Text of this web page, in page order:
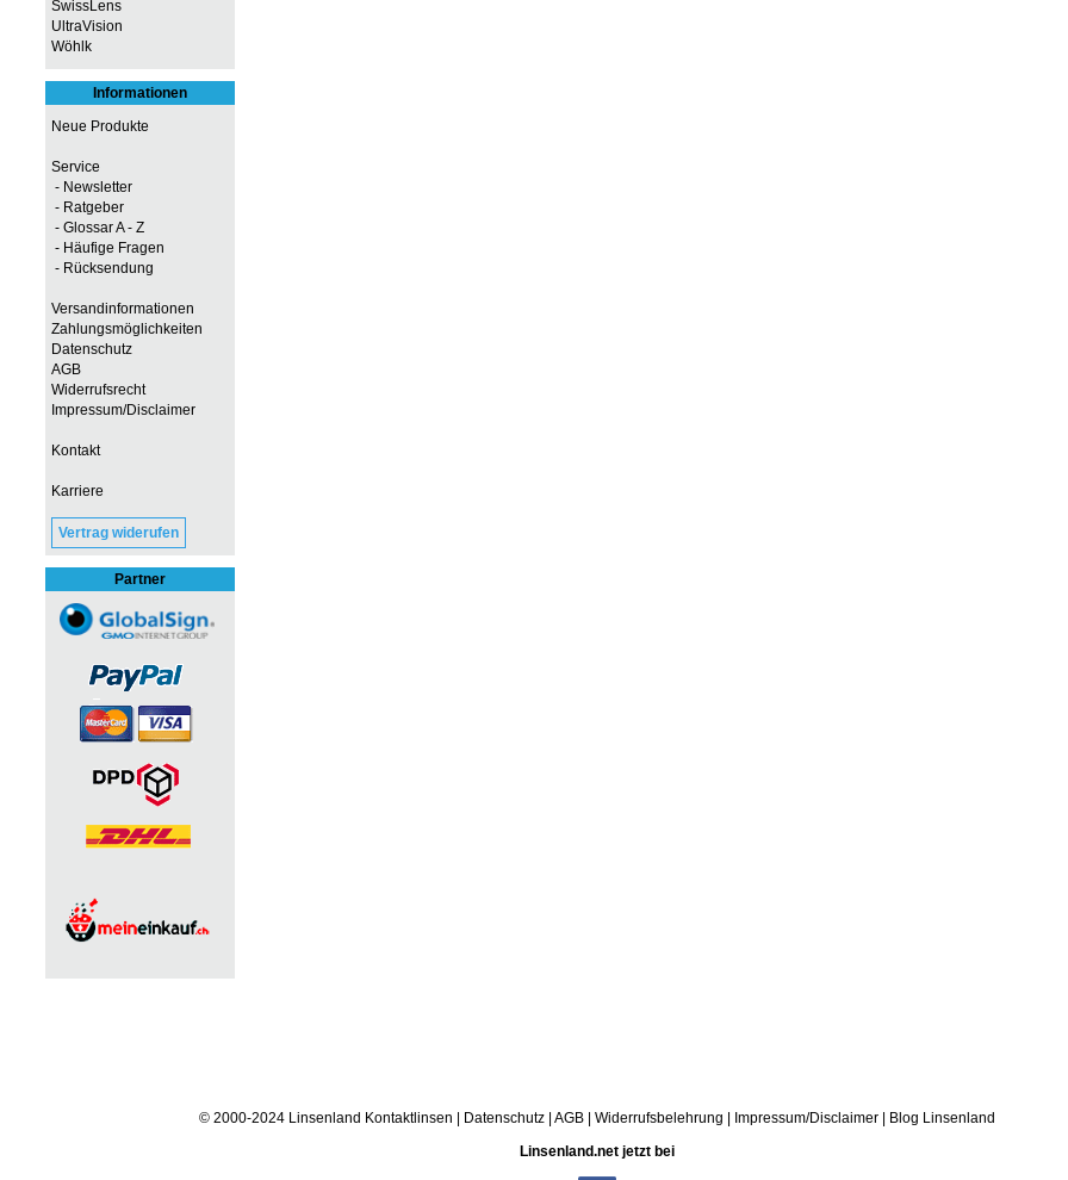
SwissLens
UltraVision
Wöhlk
Informationen
Neue Produkte
Service
- Newsletter
- Ratgeber
- Glossar A - Z
- Häufige Fragen
- Rücksendung
Versandinformationen
Zahlungsmöglichkeiten
Datenschutz
AGB
Widerrufsrecht
Impressum/Disclaimer
Kontakt
Karriere
Vertrag widerufen
Partner
© 2000-2024 Linsenland Kontaktlinsen Datenschutz AGB Widerrufsbelehrung Impressum/Disclaimer
Blog Linsenland
Linsenland.net jetzt bei